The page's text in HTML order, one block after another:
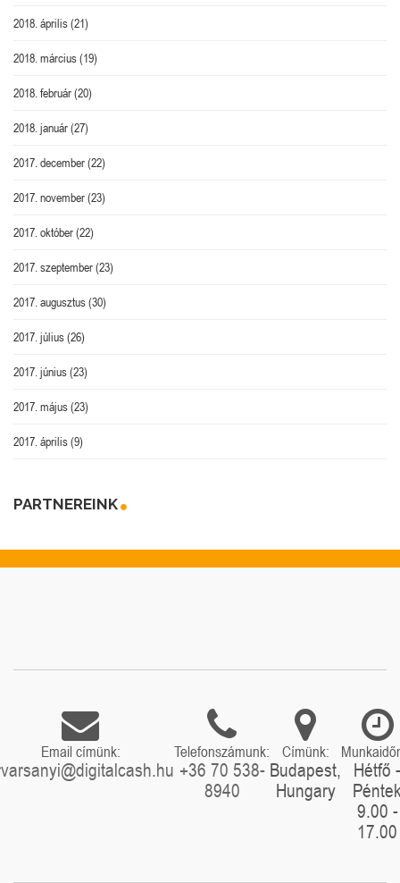
2018. április(21)
2018. március(19)
2018. február(20)
2018. január(27)
2017. december(22)
2017. november(23)
2017. október(22)
2017. szeptember(23)
2017. augusztus(30)
2017. július(26)
2017. június(23)
2017. május(23)
2017. április(9)
PARTNEREINK
Email címünk: Telefonszámunk:
+36 70 538-
8940
Címünk:
Budapest,
Hungary
Hétfő -
9.00 -
17.00